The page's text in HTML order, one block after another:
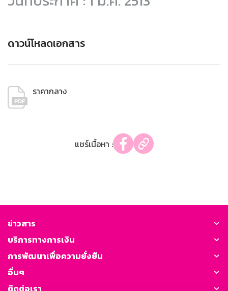
ดาวน์โหลดเอกสาร
ราคากลาง
แชร์เนื้อหา :
ข่าวสาร
บริการทางการเงิน
การพัฒนาเพื่อความยั่งยืน
อื่นๆ